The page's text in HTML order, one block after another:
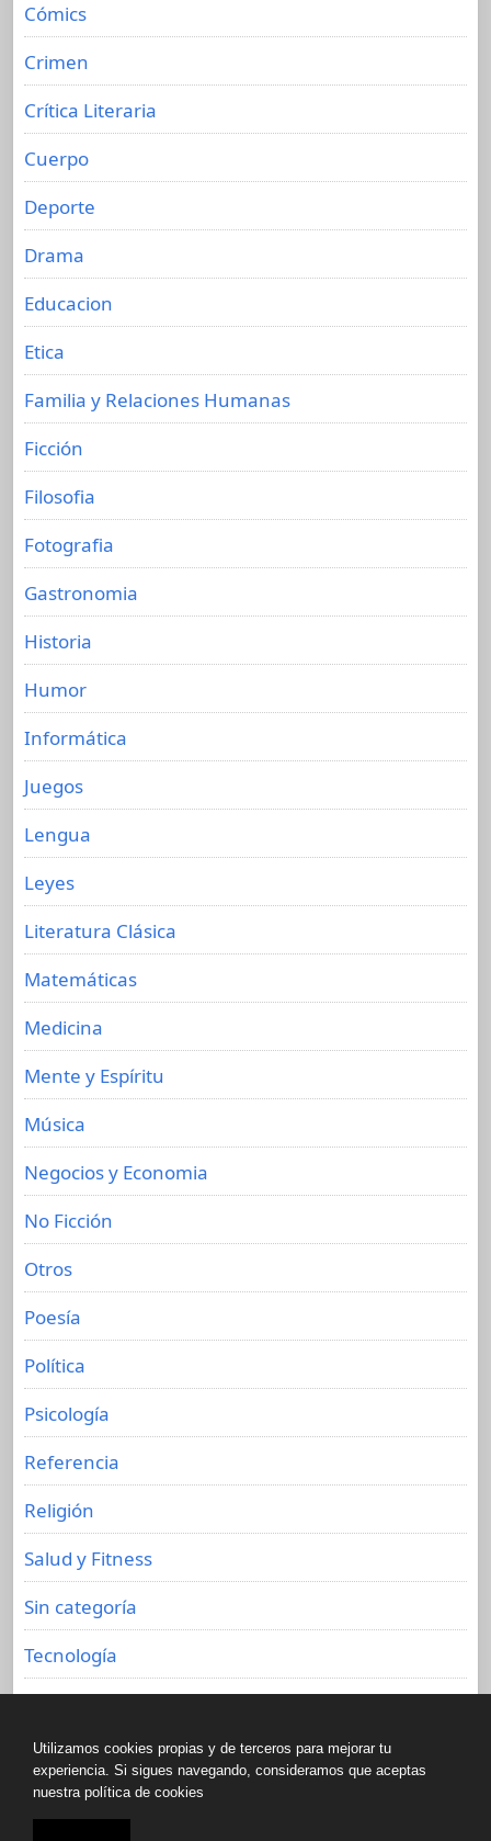
Cómics
Crimen
Crítica Literaria
Cuerpo
Deporte
Drama
Educacion
Etica
Familia y Relaciones Humanas
Ficción
Filosofia
Fotografia
Gastronomia
Historia
Humor
Informática
Juegos
Lengua
Leyes
Literatura Clásica
Matemáticas
Medicina
Mente y Espíritu
Música
Negocios y Economia
No Ficción
Otros
Poesía
Política
Psicología
Referencia
Religión
Salud y Fitness
Sin categoría
Tecnología
Copyright © All rights reserved.
Utilizamos cookies propias y de terceros para mejorar tu
experiencia. Si sigues navegando, consideramos que aceptas
nuestra política de cookies